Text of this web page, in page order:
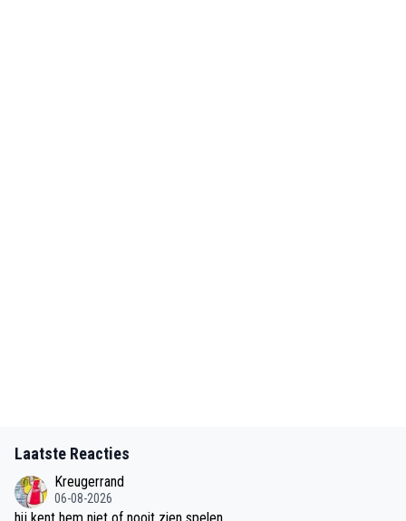
Laatste Reacties
Kreugerrand
06-08-2026